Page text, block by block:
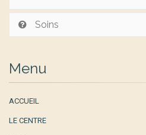
Soins
Menu
ACCUEIL
LE CENTRE